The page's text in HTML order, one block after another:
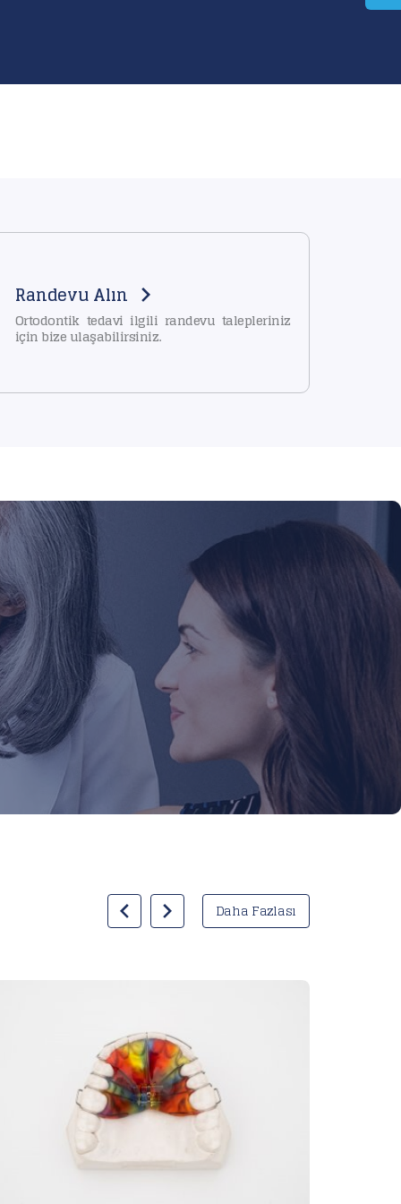
Randevu Alın
Ortodontik tedavi ilgili randevu talepleriniz
için bize ulaşabilirsiniz.
Daha Fazlası